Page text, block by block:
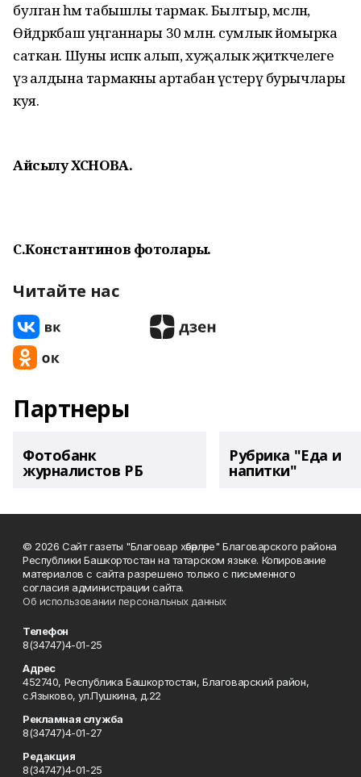
булган һәм табышлы тармак. Былтыр, мәсәлән,
Өйдрәкбаш уңганнары 30 млн. сумлык йомырка
саткан. Шуны исәпкә алып, хуҗалык җитәкчелеге
үз алдына тармакны артабан үстерү бурычлары
куя.
Айсылу ХӘСӘНОВА.
С.Константинов фотолары.
Читайте нас
Партнеры
Фотобанк
журналистов РБ
Рубрика "Еда и
напитки"
© 2026 Сайт газеты "Благовар хәбәрләре" Благоварского района
Республики Башкортостан на татарском языке. Копирование
материалов с сайта разрешено только с письменного
согласия администрации сайта.
Об использовании персональных данных
Телефон
8(34747)4-01-25
Адрес
452740, Республика Башкортостан, Благоварский район,
с.Языково, ул.Пушкина, д.22
Рекламная служба
8(34747)4-01-27
Редакция
8(34747)4-01-25